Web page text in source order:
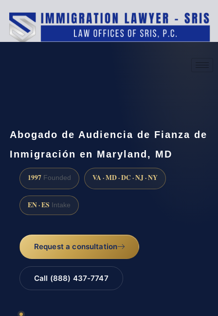
Abogado de Audiencia de Fianza de
Inmigración en Maryland, MD
1997 Founded VA · MD · DC · NJ · NY
EN · ES Intake
Request a consultation
Call (888) 437-7747